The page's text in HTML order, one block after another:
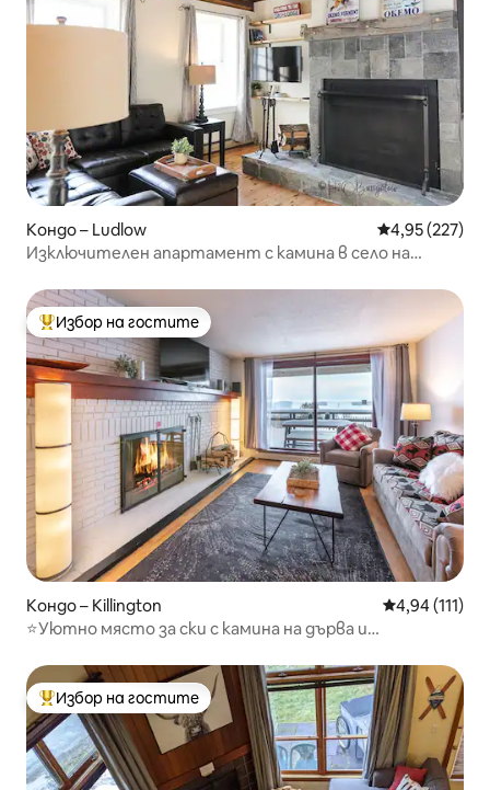
Кондо – Ludlow Средна
4,95 (227)
Изключителен апартамент с камина в село на
Най-популярен избор на гостите
Избор на гостите
Кондо – Killington Средна
4,94 (111)
⭐️Уютно място за ски с камина на дърва и
Най-популярен избор на гостите
Избор на гостите